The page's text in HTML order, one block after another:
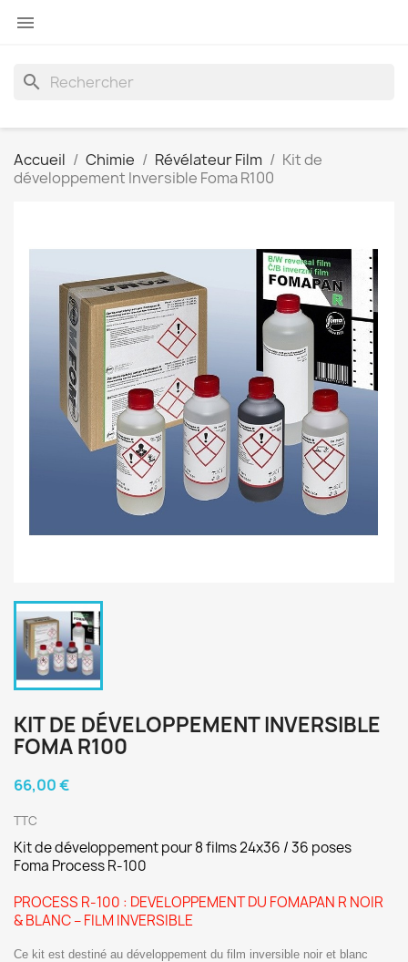

search
Accueil Chimie Révélateur Film
Kit de
développement Inversible Foma R100
KIT DE DÉVELOPPEMENT INVERSIBLE
FOMA R100
66,00 €
TTC
Kit de développement pour8 films 24x36 / 36 poses
Foma Process R-100
PROCESS R-100 : DEVELOPPEMENT DU FOMAPAN R NOIR
& BLANC – FILM INVERSIBLE
Ce kit est destiné au développement du film inversible noir et blanc